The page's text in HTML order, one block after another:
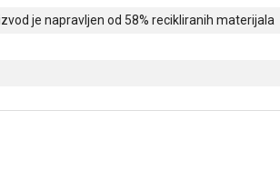
je napravljen od 58% recikliranih materijala